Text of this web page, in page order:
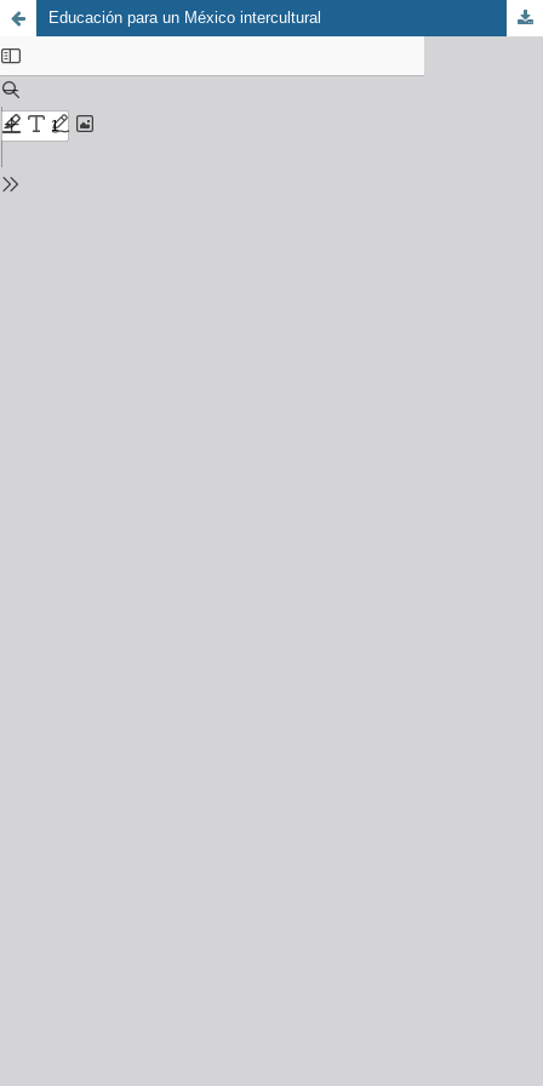
Educación para un México intercultural